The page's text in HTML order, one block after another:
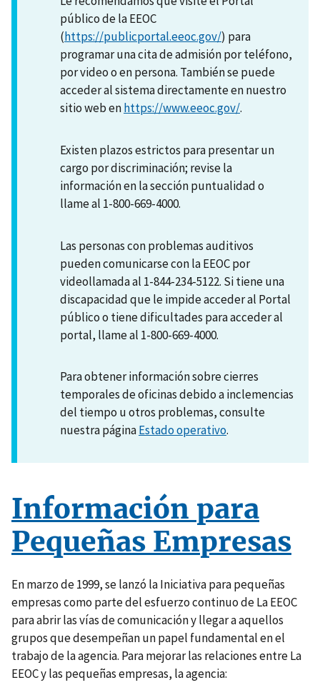
público de la EEOC
(https://publicportal.eeoc.gov/) para
programar una cita de admisión por teléfono,
por video o en persona. También se puede
acceder al sistema directamente en nuestro
sitio web enhttps://www.eeoc.gov/.
Existen plazos estrictos para presentar un
cargo por discriminación; revise la
información en la sección puntualidad o
llame al 1-800-669-4000.
Las personas con problemas auditivos
pueden comunicarse con la EEOC por
videollamada al 1-844-234-5122. Si tiene una
discapacidad que le impide acceder al Portal
público o tiene dificultades para acceder al
portal, llame al 1-800-669-4000.
Para obtener información sobre cierres
temporales de oficinas debido a inclemencias
del tiempo u otros problemas, consulte
nuestra páginaEstado operativo.
Información para
Pequeñas Empresas
En marzo de 1999, se lanzó la Iniciativa para pequeñas
empresas como parte del esfuerzo continuo de La EEOC
para abrir las vías de comunicación y llegar a aquellos
grupos que desempeñan un papel fundamental en el
trabajo de la agencia. Para mejorar las relaciones entre La
EEOC y las pequeñas empresas, la agencia: